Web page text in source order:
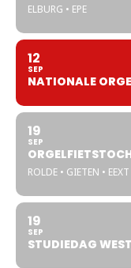
ELBURG • EPE
12
SEP
NATIONALE
19
SEP
ROLDE • GIETEN •
19
SEP
STUDIEDAG